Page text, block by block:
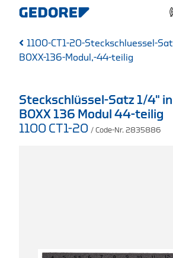
1100-CT1-20-Steckschluessel-
BOXX-136-Modul,-44-teilig
Steckschlüssel-Satz 1/4"
BOXX 136 Modul 44-teilig
1100 CT1-20 / Code-Nr. 2835886